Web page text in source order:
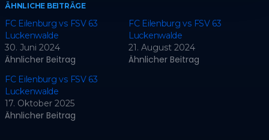
ÄHNLICHE BEITRÄGE
FC Eilenburg vs FSV 63
Luckenwalde
30. Juni 2024
Ähnlicher Beitrag
FC Eilenburg vs FSV 63
Luckenwalde
21. August 2024
Ähnlicher Beitrag
FC Eilenburg vs FSV 63
Luckenwalde
17. Oktober 2025
Ähnlicher Beitrag